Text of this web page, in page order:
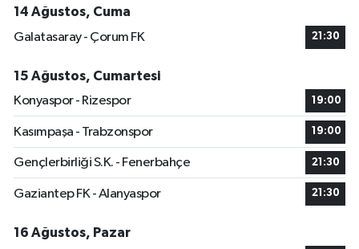
14 Ağustos, Cuma
Galatasaray - Çorum FK
21:30
15 Ağustos, Cumartesi
Konyaspor - Rizespor
19:00
Kasımpaşa - Trabzonspor 19:00
Gençlerbirliği S.K. - Fenerbahçe 21:30
Gaziantep FK - Alanyaspor 21:30
16 Ağustos, Pazar